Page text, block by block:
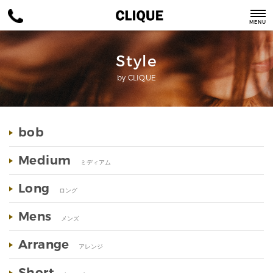
MENU
Style
by CLIQUE
bob
Medium
ミディアム
Long ロング
Mens メンズ
Arrange アレンジ